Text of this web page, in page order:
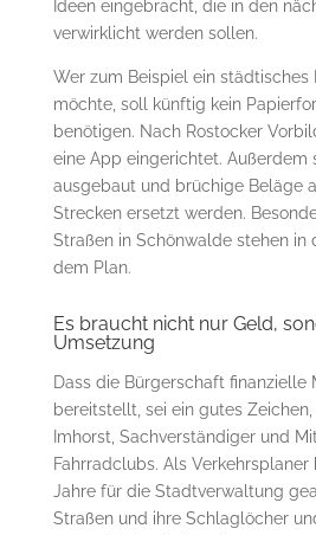
Ideen eingebracht, die in den
verwirklicht werden sollen.
Wer zum Beispiel ein städtisches
möchte, soll künftig kein
benötigen. Nach Rostocker
eine App eingerichtet. Außerdem
ausgebaut und brüchige Beläge
Strecken ersetzt werden.
Straßen in Schönwalde stehen in
dem Plan.
Es braucht nicht nur Geld,
Umsetzung
Dass die Bürgerschaft finanzielle
bereitstellt, sei ein gutes
Imhorst, Sachverständiger und
Fahrradclubs. Als
Jahre für die Stadtverwaltung
Straßen und ihre Schlaglöcher